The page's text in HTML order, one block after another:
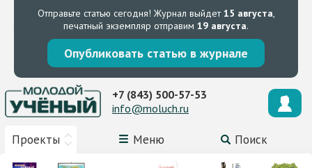
Отправьте статью сегодня! Журнал выйдет15 августа,
печатный экземпляр отправим 19 августа.
Опубликовать статью в журнале
Проекты Меню Поиск
+7 (843) 500-57-53
info@moluch.ru